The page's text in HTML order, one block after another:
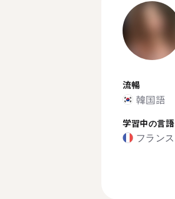
流暢
韓国語
学習中の言語
フラン